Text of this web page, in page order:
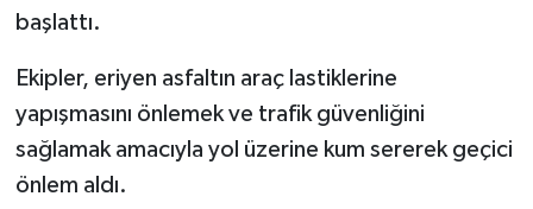
başlattı.
Ekipler, eriyen asfaltın araç lastiklerine
yapışmasını önlemek ve trafik güvenliğini
sağlamak amacıyla yol üzerine kum sererek geçici
önlem aldı.
Sağlık